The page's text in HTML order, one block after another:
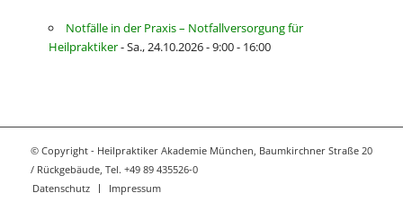
Notfälle in der Praxis – Notfallversorgung für
Heilpraktiker- Sa., 24.10.2026 - 9:00 - 16:00
© Copyright - Heilpraktiker Akademie München, Baumkirchner Straße 20
/ Rückgebäude, Tel. +49 89 435526-0
Datenschutz
Impressum